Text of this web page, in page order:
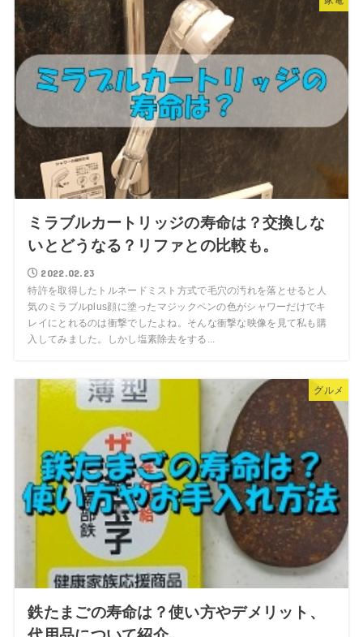
ミラブルカートリッジの寿命は？交換しな
いとどうなる？リファとの比較も。
2022.02.23
特許を取得したトルネードミスト方式で毛穴の汚れを落とせると人
気のミラブルplus顔に塗ったマジックペンの色がシャワーだけでキ
レイにとれるのは衝撃でしたよね。そんな衝撃な映像を見て私も購
入してみました。しかし塩素除去をする...
グルメ
鉄たまごの寿命は？使い方やデメリット、